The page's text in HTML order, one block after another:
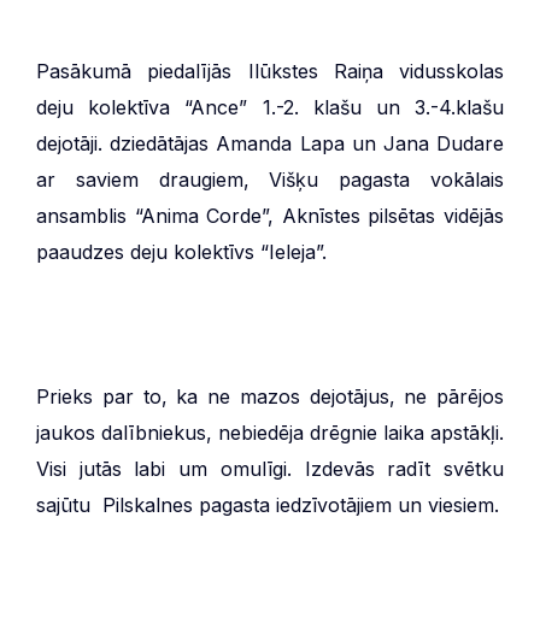
Pasākumā piedalījās Ilūkstes Raiņa vidusskolas
deju kolektīva “Ance” 1.-2. klašu un 3.-4.klašu
dejotāji. dziedātājas Amanda Lapa un Jana Dudare
ar saviem draugiem, Višķu pagasta vokālais
ansamblis “Anima Corde”, Aknīstes pilsētas vidējās
paaudzes deju kolektīvs “Ieleja”.
Prieks par to, ka ne mazos dejotājus, ne pārējos
jaukos dalībniekus, nebiedēja drēgnie laika apstākļi.
Visi jutās labi um omulīgi. Izdevās radīt svētku
sajūtu Pilskalnes pagasta iedzīvotājiem un viesiem.